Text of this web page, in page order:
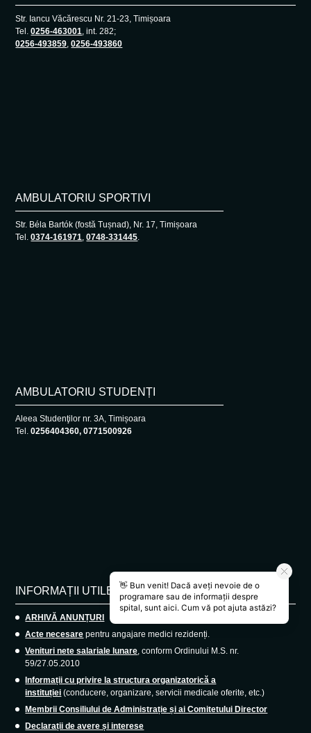
Str. Iancu Văcărescu Nr. 21-23, Timișoara
Tel.0256-463001, int. 282;
0256-493859,0256-493860
AMBULATORIU SPORTIVI
Str. Béla Bartók (fostă Tușnad), Nr. 17, Timișoara
Tel.0374-161971,0748-331445.
AMBULATORIU STUDENȚI
Aleea Studenţilor nr. 3A, Timișoara
Tel.0256404360, 0771500926
INFORMAȚII UTILE
ARHIVĂ ANUNȚURI
Acte necesare pentru angajare medici rezidenți.
Venituri nete salariale lunare, conform Ordinului M.S. nr.
59/27.05.2010
Informații cu privire la structura organizatorică a
instituției (conducere, organizare, servicii medicale oferite, etc.)
Membrii Consiliului de Administrație și ai Comitetului Director
Declarații de avere și interese